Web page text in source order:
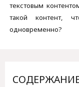
текстовым
такой контент,
одновременно?